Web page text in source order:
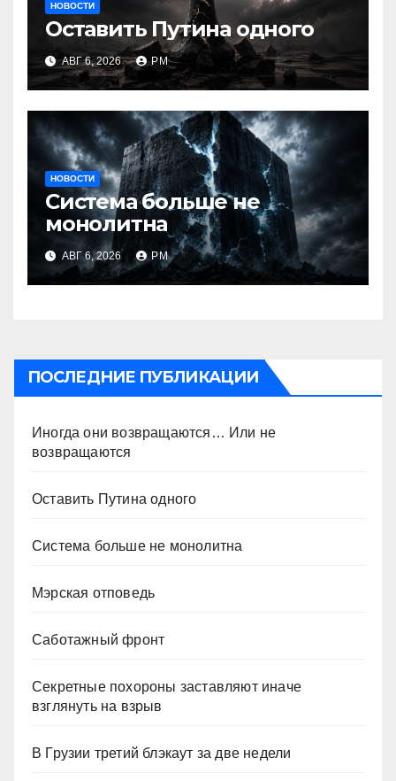
НОВОСТИ
Оставить Путина одного
АВГ 6, 2026 РМ
НОВОСТИ
Система больше не
монолитна
АВГ 6, 2026 РМ
ПОСЛЕДНИЕ ПУБЛИКАЦИИ
Иногда они возвращаются… Или не
возвращаются
Оставить Путина одного
Система больше не монолитна
Мэрская отповедь
Саботажный фронт
Секретные похороны заставляют иначе
взглянуть на взрыв
В Грузии третий блэкаут за две недели